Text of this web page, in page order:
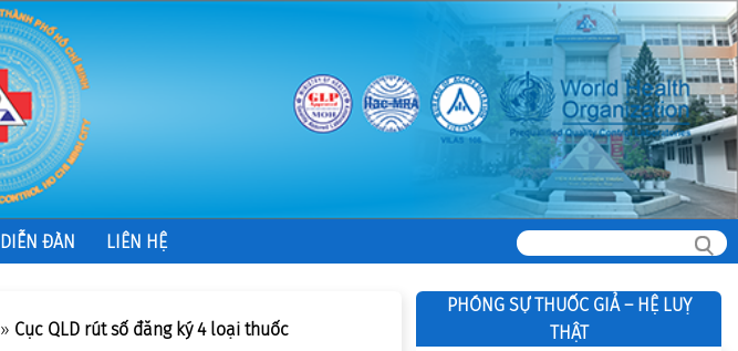
DIỄN ĐÀN LIÊN HỆ
» Cục QLD rút số đăng ký 4 loại thuốc
PHÓNG SỰ THUỐC GIẢ – HỆ LUỴ
THẬT